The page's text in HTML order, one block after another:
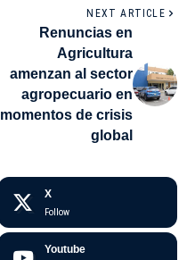
NEXT ARTICLE
Renuncias en
Agricultura
amenzan al sector
agropecuario en
momentos de crisis
global
X
Follow
Youtube